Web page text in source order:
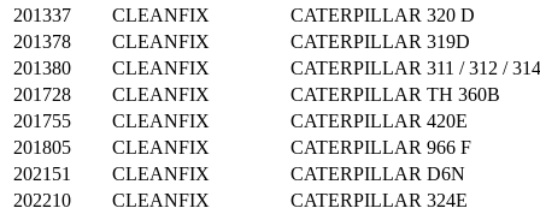
201337
CLEANFIX CATERPILLAR 320 D
201378
CLEANFIX CATERPILLAR 319D
201380
CLEANFIX CATERPILLAR 311 / 312 /
201728
CLEANFIX CATERPILLAR TH 360B
201755
CLEANFIX CATERPILLAR 420E
201805
CLEANFIX CATERPILLAR 966 F
202151
CLEANFIX CATERPILLAR D6N
202210
CLEANFIX CATERPILLAR 324E